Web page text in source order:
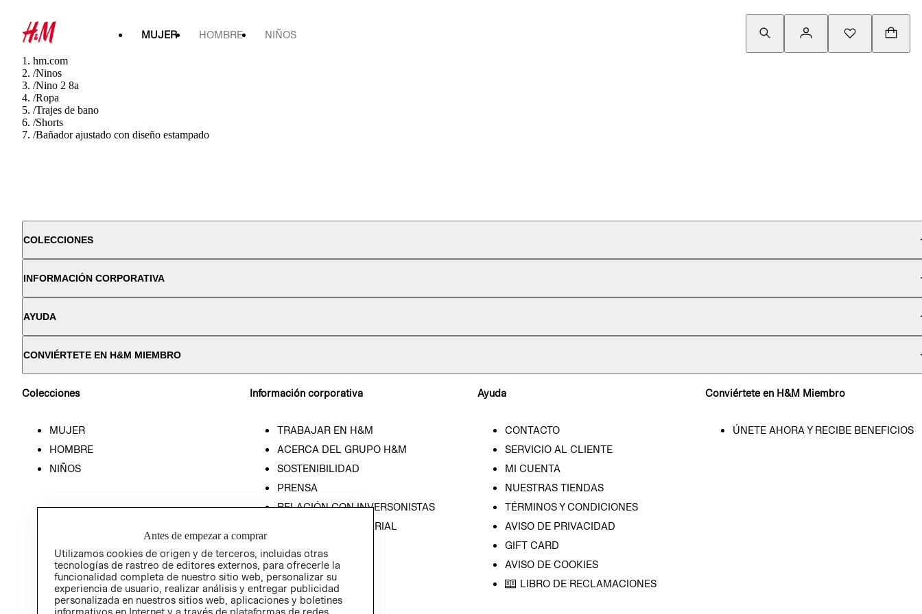
MUJER HOMBRE NIÑOS
hm.com
/Ninos
/Nino 2 8a
/Ropa
/Trajes de bano
/Shorts
/Bañador ajustado con diseño estampado
COLECCIONES
INFORMACIÓN CORPORATIVA
AYUDA
CONVIÉRTETE EN H&M MIEMBRO
Colecciones
MUJER
HOMBRE
NIÑOS
Información corporativa
TRABAJAR EN H&M
ACERCA DEL GRUPO H&M
SOSTENIBILIDAD
PRENSA
RELACIÓN CON INVERSONISTAS
POLÍTICA EMPRESARIAL
Ayuda
CONTACTO
SERVICIO AL CLIENTE
MI CUENTA
NUESTRAS TIENDAS
TÉRMINOS Y CONDICIONES
AVISO DE PRIVACIDAD
GIFT CARD
AVISO DE COOKIES
LIBRO DE RECLAMACIONES
Conviértete en H&M Miembro
ÚNETE AHORA Y RECIBE BENEFICIOS
Antes de empezar a comprar
Utilizamos cookies de origen y de terceros, incluidas otras
tecnologías de rastreo de editores externos, para ofrecerle la
funcionalidad completa de nuestro sitio web, personalizar su
experiencia de usuario, realizar análisis y entregar publicidad
personalizada en nuestros sitios web, aplicaciones y boletines
informativos en Internet y a través de plataformas de redes